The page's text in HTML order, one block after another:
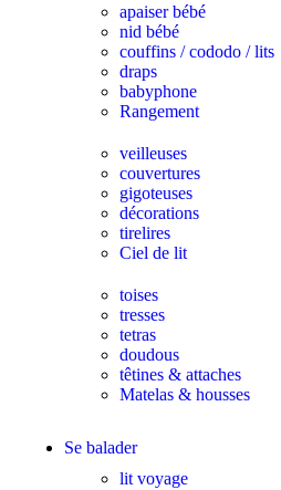
apaiser bébé
nid bébé
couffins / cododo / lits
draps
babyphone
Rangement
veilleuses
couvertures
gigoteuses
décorations
tirelires
Ciel de lit
toises
tresses
tetras
doudous
têtines & attaches
Matelas & housses
Se balader
lit voyage